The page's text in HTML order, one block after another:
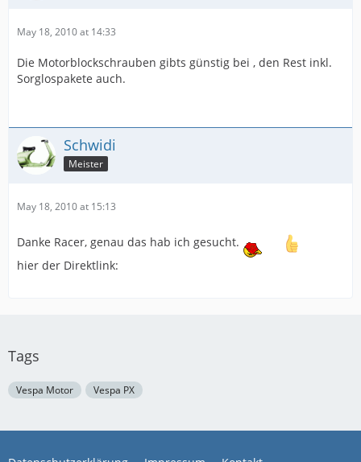
May 18, 2010 at 14:33
Die Motorblockschrauben gibts günstig bei , den Rest inkl.
Sorglospakete auch.
Schwidi
Meister
May 18, 2010 at 15:13
Danke Racer, genau das hab ich gesucht.
hier der Direktlink:
Tags
Vespa Motor Vespa PX